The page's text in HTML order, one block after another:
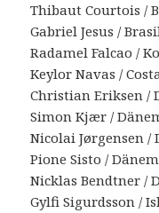
Thibaut Courtois /
Gabriel Jesus /
Radamel Falcao /
Keylor Navas /
Christian Eriksen /
Simon Kjær /
Nicolai Jørgensen /
Pione Sisto /
Nicklas Bendtner /
Gylfi Sigurdsson /